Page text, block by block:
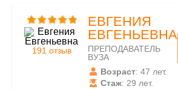
191 отзыв
ЕВГЕНИЯ
ЕВГЕНЬЕВНА
ПРЕПОДАВАТЕЛЬ
ВУЗА
Возраст: 47 лет.
Стаж: 29 лет.